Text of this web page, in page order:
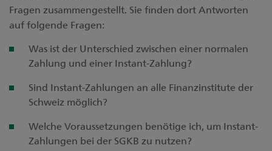
Fragen zusammengestellt. Sie finden dort Antworten
auf folgende Fragen:
Was ist der Unterschied zwischen einer normalen
Zahlung und einer Instant-Zahlung?
Sind Instant-Zahlungen an alle Finanzinstitute der
Schweiz möglich?
Welche Voraussetzungen benötige ich, um Instant-
Zahlungen bei der SGKB zu nutzen?